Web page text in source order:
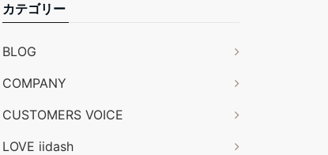
カテゴリー
BLOG
COMPANY
CUSTOMERS VOICE
LOVE iidash